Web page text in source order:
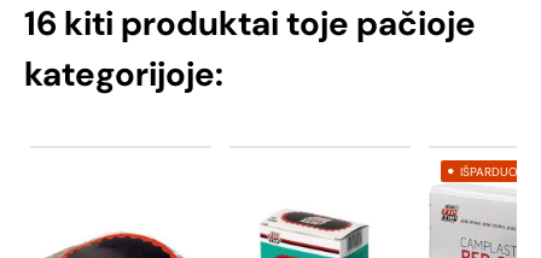
16 kiti produktai toje pačioje
kategorijoje:
IŠPARDUOTA